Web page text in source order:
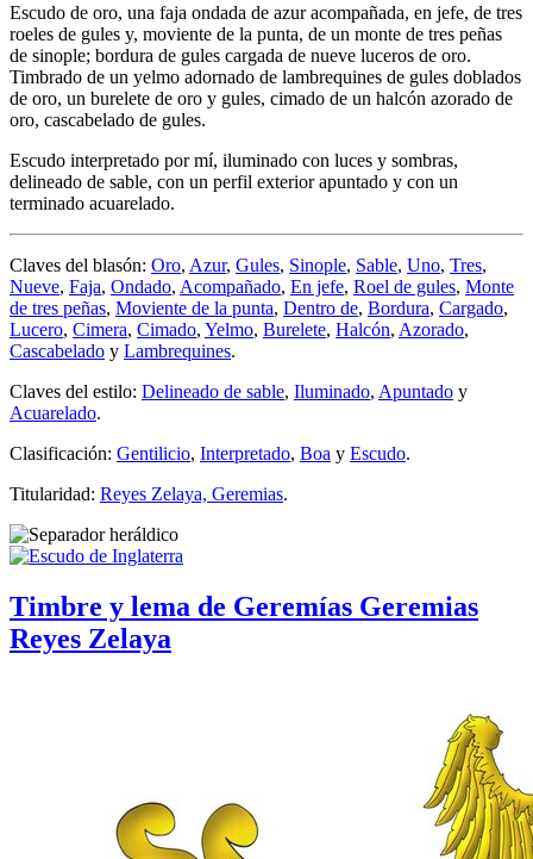
Escudo de oro, una faja ondada de azur acompañada, en jefe, de tres
roeles de gules y, moviente de la punta, de un monte de tres peñas
de sinople; bordura de gules cargada de nueve luceros de oro.
Timbrado de un yelmo adornado de lambrequines de gules doblados
de oro, un burelete de oro y gules, cimado de un halcón azorado de
oro, cascabelado de gules.
Escudo interpretado por mí, iluminado con luces y sombras,
delineado de sable, con un perfil exterior apuntado y con un
terminado acuarelado.
Claves del blasón: Oro, Azur, Gules, Sinople, Sable, Uno, Tres,
Nueve, Faja, Ondado, Acompañado, En jefe, Roel de gules, Monte
de tres peñas, Moviente de la punta, Dentro de, Bordura, Cargado,
Lucero, Cimera, Cimado, Yelmo, Burelete, Halcón, Azorado,
Cascabelado y Lambrequines.
Claves del estilo: Delineado de sable, Iluminado, Apuntado y
Acuarelado.
Clasificación: Gentilicio, Interpretado, Boa y Escudo.
Titularidad: Reyes Zelaya, Geremias.
Timbre y lema de Geremías Geremias
Reyes Zelaya